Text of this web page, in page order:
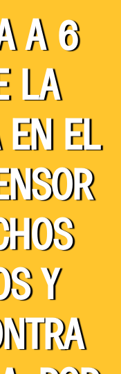
A 6
LA
EL
Y